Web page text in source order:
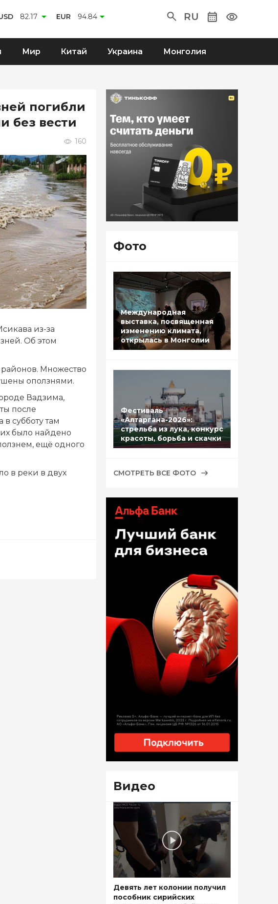
82.17 EUR 94.84 RU
Мир Китай Украина Монголия
погибли
без вести
160
из-за
Об этом
Множество
оползнями.
Вадзима,
после
в субботу там
было найдено
ещё одного
в реки в двух
Фото
Международная
выставка, посвященная
изменению климата,
открылась в Монголии
Фестиваль
«Алтаргана-2026»:
стрельба из лука, конкурс
красоты, борьба и скачки
СМОТРЕТЬ ВСЕ ФОТО
Видео
Девять лет колонии получил
пособник сирийских